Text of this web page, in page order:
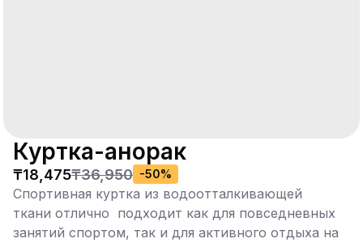
Куртка-анорак
₸18,475₸36,950 -50%
Спортивная куртка из водоотталкивающей
ткани отлично подходит как для повседневных
занятий спортом, так и для активного отдыха на